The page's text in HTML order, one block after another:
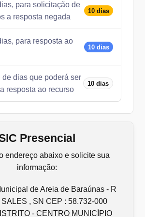
para solicitação de
a resposta negada
10 dias
para resposta ao
10 dias
de dias que poderá ser
resposta ao recurso
10 dias
Presencial
endereço abaixo e solicite sua
informação:
de Areia de Baraúnas - R
, SN CEP : 58.732-000
- CENTRO MUNICÍPIO